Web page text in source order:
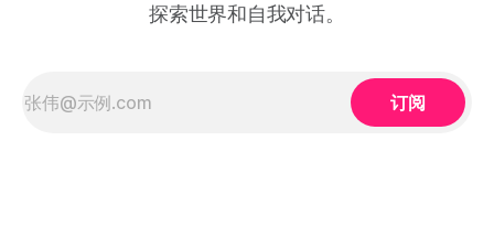
探索世界和自我对话。
订阅